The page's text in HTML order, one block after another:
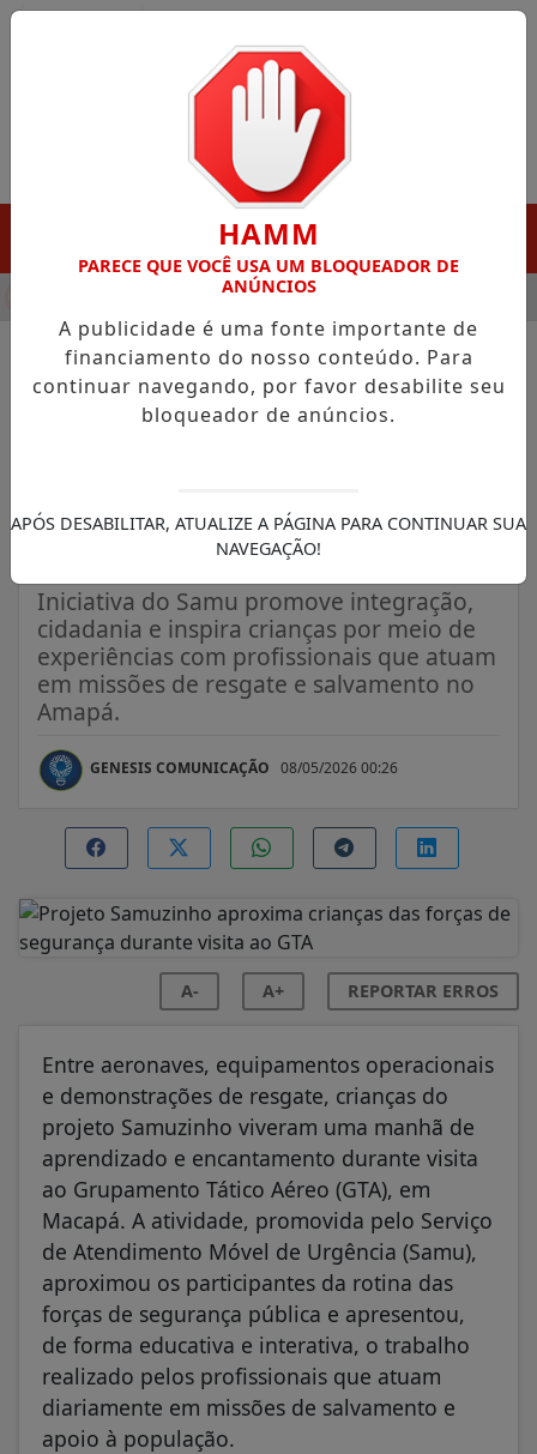
EM PORTO GRANDE COM ATUAÇÃO VOLTADA
NOTÍCIAS/GOVERNO DO AMAPÁ
Projeto Samuzinho aproxima
segurança durante visita ao
Iniciativa do Samu promove integração,
cidadania e inspira crianças por meio de
experiências com profissionais que atuam
em missões de resgate e salvamento no
Amapá.
GENESIS COMUNICAÇÃO 08/05/2026 00:26
A- A+ REPORTAR ERROS
Entre aeronaves, equipamentos operacionais
e demonstrações de resgate, crianças do
projeto Samuzinho viveram uma manhã de
aprendizado e encantamento durante visita
ao Grupamento Tático Aéreo (GTA), em
Macapá. A atividade, promovida pelo Serviço
de Atendimento Móvel de Urgência (Samu),
aproximou os participantes da rotina das
forças de segurança pública e apresentou,
de forma educativa e interativa, o trabalho
realizado pelos profissionais que atuam
diariamente em missões de salvamento e
apoio à população.
HAMM
PARECE QUE VOCÊ USA UM BLOQUEADOR DE
ANÚNCIOS
A publicidade é uma fonte importante de
financiamento do nosso conteúdo. Para
continuar navegando, por favor desabilite seu
bloqueador de anúncios.
APÓS DESABILITAR, ATUALIZE A PÁGINA PARA CONTINUAR SUA
NAVEGAÇÃO!